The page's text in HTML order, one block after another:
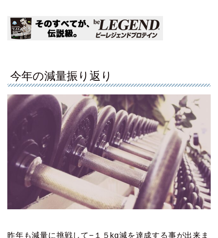
今年の減量振り返り
昨年も減量に挑戦して−１５kg減を達成する事が出来ま